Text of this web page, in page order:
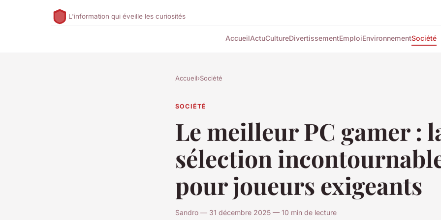
L'information qui éveille les curiosités
AccueilActuCultureDivertissementEmploiEnvironnementSociété
Accueil›Société
SOCIÉTÉ
Le meilleur PC gamer :
sélection
pour joueurs exigeants
Sandro — 31 décembre 2025 — 10 min de lecture